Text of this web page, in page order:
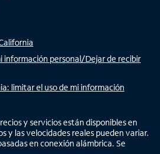
información personal/Dejar de recibir
limitar el uso de mi información
y servicios están disponibles en
y las velocidades reales pueden variar.
en conexión alámbrica. Se